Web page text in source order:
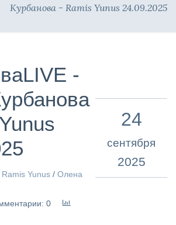
Курбанова - Ramis Yunus 24.09.2025
-
Ramis Yunus/ Олена
0
24
сентября
2025